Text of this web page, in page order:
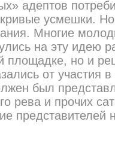
адептов
усмешки.
Многие
на эту идею
площадке, но и
от участия
был
рева и прочих
представителей